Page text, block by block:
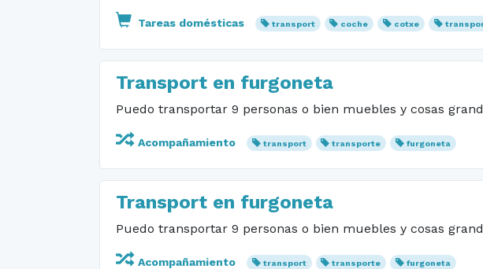
Tareas domésticas transport coche cotxe
Transport en furgoneta
Puedo transportar 9 personas o bien muebles y cosas
Acompañamiento transport transporte furgoneta
Transport en furgoneta
Puedo transportar 9 personas o bien muebles y cosas
Acompañamiento transport transporte furgoneta